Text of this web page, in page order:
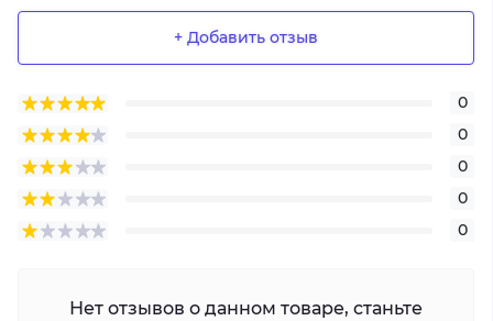
+ Добавить отзыв
0
0
0
0
0
Нет отзывов о данном товаре, станьте